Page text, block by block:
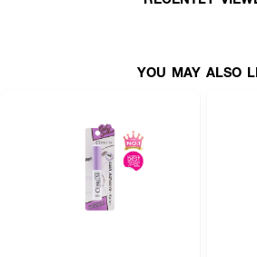
ไม่ต้องล้างเมคอัพออก ค่อยๆ ดึงปลายขนตาออ
YOU MAY ALSO